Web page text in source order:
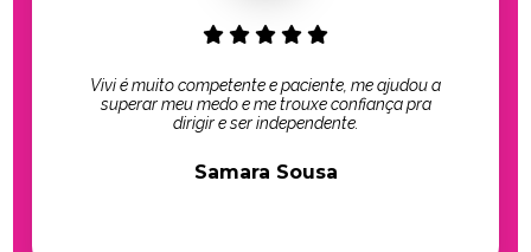
Vivi é muito competente e paciente, me ajudou a
superar meu medo e me trouxe confiança pra
dirigir e ser independente.
Samara Sousa